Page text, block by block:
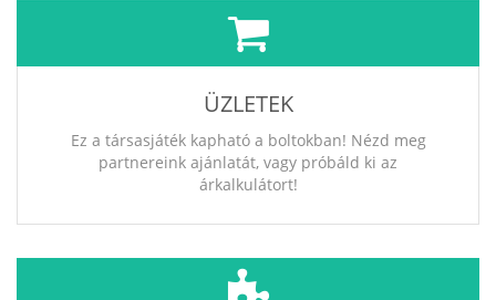
ÜZLETEK
Ez a társasjáték kapható a boltokban! Nézd meg
partnereink ajánlatát, vagy próbáld ki az
árkalkulátort!